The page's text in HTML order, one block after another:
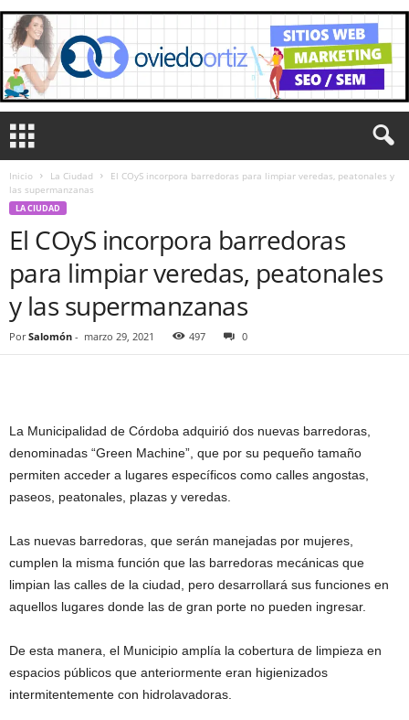
Inicio La Ciudad
El COyS incorpora barredoras para limpiar veredas, peatonales y
las supermanzanas
LA CIUDAD
El COyS incorpora barredoras
para limpiar veredas, peatonales
y las supermanzanas
Por Salomón - marzo 29, 2021 497 0
La Municipalidad de Córdoba adquirió dos nuevas barredoras,
denominadas “Green Machine”, que por su pequeño tamaño
permiten acceder a lugares específicos como calles angostas,
paseos, peatonales, plazas y veredas.
Las nuevas barredoras, que serán manejadas por mujeres,
cumplen la misma función que las barredoras mecánicas que
limpian las calles de la ciudad, pero desarrollará sus funciones en
aquellos lugares donde las de gran porte no pueden ingresar.
De esta manera, el Municipio amplía la cobertura de limpieza en
espacios públicos que anteriormente eran higienizados
intermitentemente con hidrolavadoras.